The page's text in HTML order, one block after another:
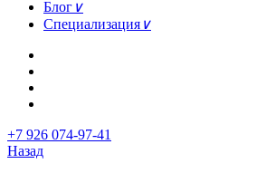
Блог ∨
Специализация ∨
+7 926 074-97-41
Назад